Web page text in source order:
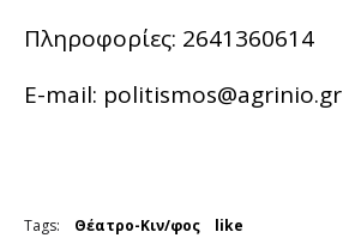
Πληροφορίες: 2641360614
E-mail: politismos@agrinio.gr
Tags: Θέατρο-Κιν/φος like